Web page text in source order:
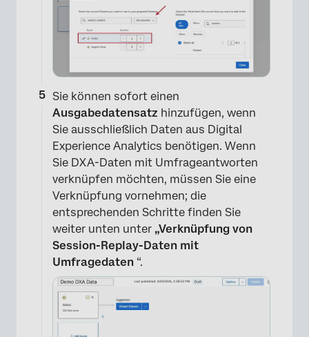
×
Sie können sofort einen
Ausgabedatensatz hinzufügen, wenn
Sie ausschließlich Daten aus Digital
Experience Analytics benötigen. Wenn
Sie DXA-Daten mit Umfrageantworten
verknüpfen möchten, müssen Sie eine
Verknüpfung vornehmen; die
entsprechenden Schritte finden Sie
weiter unten unter „Verknüpfung von
Session-Replay-Daten mit
Umfragedaten “.